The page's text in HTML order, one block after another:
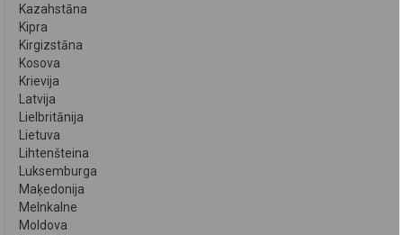
Kazahstāna
Kipra
Kirgizstāna
Kosova
Krievija
Latvija
Lielbritānija
Lietuva
Lihtenšteina
Luksemburga
Maķedonija
Melnkalne
Moldova